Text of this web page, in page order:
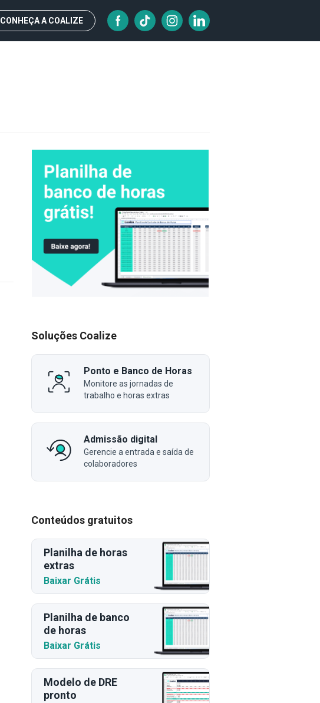
CONHEÇA A COALIZE
Soluções Coalize
Ponto e Banco de Horas
Monitore as jornadas de
trabalho e horas extras
Admissão digital
Gerencie a entrada e saída de
colaboradores
Conteúdos gratuitos
Planilha de horas
extras
Baixar Grátis
Planilha de banco
de horas
Baixar Grátis
Modelo de DRE
pronto